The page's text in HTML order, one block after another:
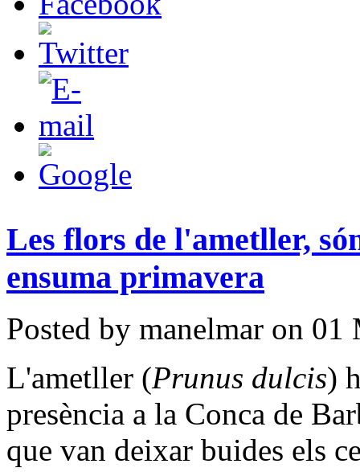
Les flors de l'ametller,
ensuma primavera
Posted by manelmar on
L'ametller (Prunus dulcis)
presència a la Conca de
que van deixar buides els